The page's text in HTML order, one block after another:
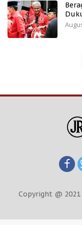
Copyright @